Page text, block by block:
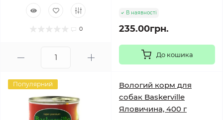
0
В наявності
235.00грн.
До кошика
Популярний
Вологий корм для
собак Baskerville
Яловичина, 400 г